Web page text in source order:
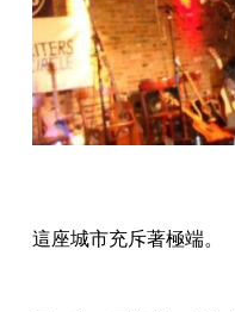
這座城市充斥著極端。